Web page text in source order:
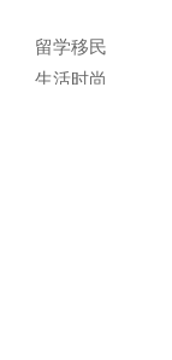
留学移民
生活时尚